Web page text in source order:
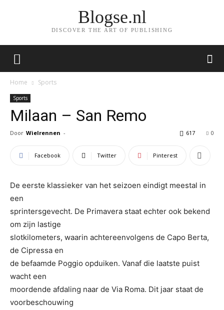
Blogse.nl
DISCOVER THE ART OF PUBLISHING
Home Sports
Sports
Milaan – San Remo
Door Wielrennen - 0
617
Facebook Twitter Pinterest
De eerste klassieker van het seizoen eindigt meestal in
een
sprintersgevecht. De Primavera staat echter ook bekend
om zijn lastige
slotkilometers, waarin achtereenvolgens de Capo Berta,
de Cipressa en
de befaamde Poggio opduiken. Vanaf die laatste puist
wacht een
moordende afdaling naar de Via Roma. Dit jaar staat de
voorbeschouwing